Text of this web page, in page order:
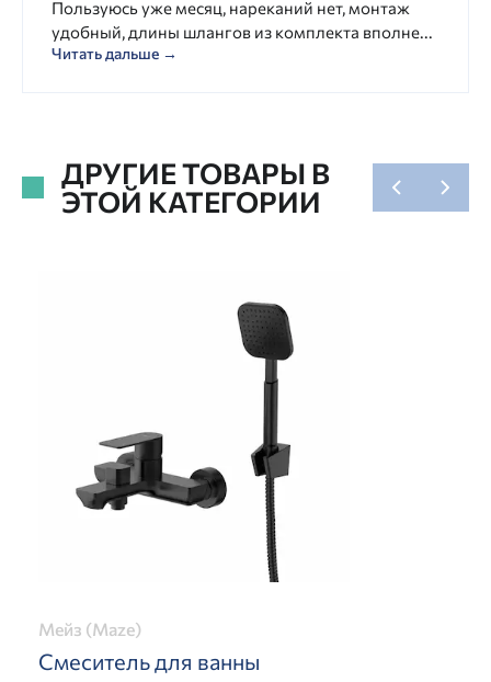
Пользуюсь уже месяц, нареканий нет, монтаж
удобный, длины шлангов из комплекта вполне...
Читать дальше →
ДРУГИЕ ТОВАРЫ В
ЭТОЙ КАТЕГОРИИ
Мейз (Maze)
Смеситель для ванны